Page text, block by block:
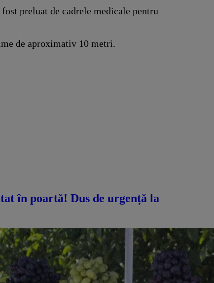
preluat de cadrele medicale pentru
de aproximativ 10 metri.
în poartă! Dus de urgență la